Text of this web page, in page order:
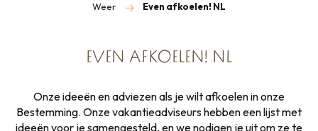
Weer
Even afkoelen! NL
EVEN AFKOELEN! NL
Onze ideeën en adviezen als je wilt afkoelen in onze
Bestemming. Onze vakantieadviseurs hebben een lijst met
ideeën voor je samengesteld, en we nodigen je uit om ze te